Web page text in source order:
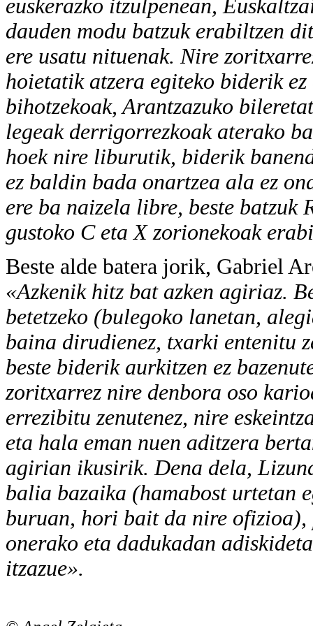
euskerazko itzulpenean,
dauden modu batzuk erabiltzen
ere usatu nituenak. Nire
hoietatik atzera egiteko biderik
bihotzekoak, Arantzazuko
legeak derrigorrezkoak aterako
hoek nire liburutik, biderik
ez baldin bada onartzea ala ez
ere ba naizela libre, beste batzuk
gustoko C eta X zorionekoak
Beste alde batera jorik, Gabriel
«Azkenik hitz bat azken agiriaz.
betetzeko (bulegoko lanetan,
baina dirudienez, txarki entenitu
beste biderik aurkitzen ez
zoritxarrez nire denbora oso
errezibitu zenutenez, nire
eta hala eman nuen aditzera
agirian ikusirik. Dena dela,
balia bazaika (hamabost urtetan
buruan, hori bait da nire ofizioa),
onerako eta dadukadan
itzazue».